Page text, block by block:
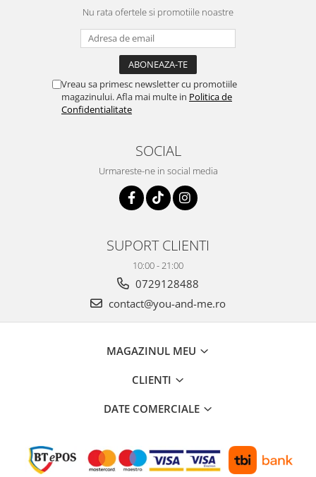
Nu rata ofertele si promotiile noastre
Vreau sa primesc newsletter cu promotiile
magazinului. Afla mai multe in Politica de
Confidentialitate
SOCIAL
Urmareste-ne in social media
SUPORT CLIENTI
10:00 - 21:00
0729128488
contact@you-and-me.ro
MAGAZINUL MEU
CLIENTI
DATE COMERCIALE